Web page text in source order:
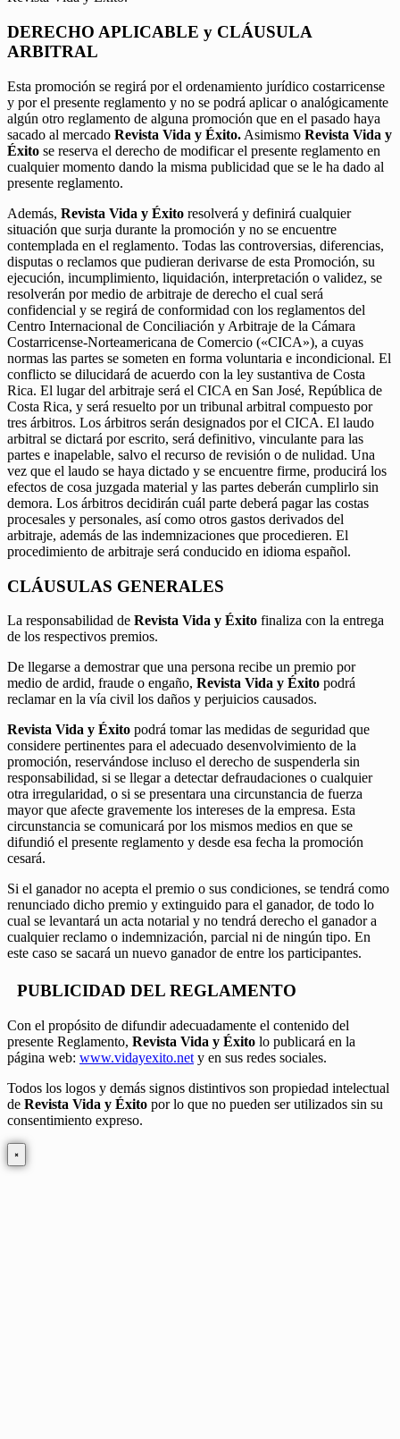
DERECHO APLICABLE y CLÁUSULA
ARBITRAL
Esta promoción se regirá por el ordenamiento jurídico costarricense
y por el presente reglamento y no se podrá aplicar o analógicamente
algún otro reglamento de alguna promoción que en el pasado haya
sacado al mercado Revista Vida y Éxito. Asimismo Revista Vida y
Éxito se reserva el derecho de modificar el presente reglamento en
cualquier momento dando la misma publicidad que se le ha dado al
presente reglamento.
Además, Revista Vida y Éxito resolverá y definirá cualquier
situación que surja durante la promoción y no se encuentre
contemplada en el reglamento. Todas las controversias, diferencias,
disputas o reclamos que pudieran derivarse de esta Promoción, su
ejecución, incumplimiento, liquidación, interpretación o validez, se
resolverán por medio de arbitraje de derecho el cual será
confidencial y se regirá de conformidad con los reglamentos del
Centro Internacional de Conciliación y Arbitraje de la Cámara
Costarricense-Norteamericana de Comercio («CICA»), a cuyas
normas las partes se someten en forma voluntaria e incondicional. El
conflicto se dilucidará de acuerdo con la ley sustantiva de Costa
Rica. El lugar del arbitraje será el CICA en San José, República de
Costa Rica, y será resuelto por un tribunal arbitral compuesto por
tres árbitros. Los árbitros serán designados por el CICA. El laudo
arbitral se dictará por escrito, será definitivo, vinculante para las
partes e inapelable, salvo el recurso de revisión o de nulidad. Una
vez que el laudo se haya dictado y se encuentre firme, producirá los
efectos de cosa juzgada material y las partes deberán cumplirlo sin
demora. Los árbitros decidirán cuál parte deberá pagar las costas
procesales y personales, así como otros gastos derivados del
arbitraje, además de las indemnizaciones que procedieren. El
procedimiento de arbitraje será conducido en idioma español.
CLÁUSULAS GENERALES
La responsabilidad de Revista Vida y Éxito finaliza con la entrega
de los respectivos premios.
De llegarse a demostrar que una persona recibe un premio por
medio de ardid, fraude o engaño, Revista Vida y Éxito podrá
reclamar en la vía civil los daños y perjuicios causados.
Revista Vida y Éxito podrá tomar las medidas de seguridad que
considere pertinentes para el adecuado desenvolvimiento de la
promoción, reservándose incluso el derecho de suspenderla sin
responsabilidad, si se llegar a detectar defraudaciones o cualquier
otra irregularidad, o si se presentara una circunstancia de fuerza
mayor que afecte gravemente los intereses de la empresa. Esta
circunstancia se comunicará por los mismos medios en que se
difundió el presente reglamento y desde esa fecha la promoción
cesará.
Si el ganador no acepta el premio o sus condiciones, se tendrá como
renunciado dicho premio y extinguido para el ganador, de todo lo
cual se levantará un acta notarial y no tendrá derecho el ganador a
cualquier reclamo o indemnización, parcial ni de ningún tipo. En
este caso se sacará un nuevo ganador de entre los participantes.
PUBLICIDAD DEL REGLAMENTO
Con el propósito de difundir adecuadamente el contenido del
presente Reglamento, Revista Vida y Éxito lo publicará en la
página web: www.vidayexito.net y en sus redes sociales.
Todos los logos y demás signos distintivos son propiedad intelectual
de Revista Vida y Éxito por lo que no pueden ser utilizados sin su
consentimiento expreso.
×